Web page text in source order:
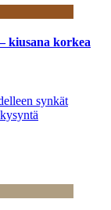
kiusana korkea
synkät